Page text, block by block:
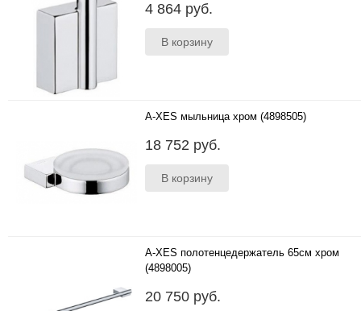
СовременныйЦвет:Хром..
4 864 руб.
A-XES мыльница хром (4898505)
СовременныйЦвет:Хром..
18 752 руб.
A-XES полотенцедержатель 65см хром
(4898005)
СовременныйЦвет:Хром..
20 750 руб.